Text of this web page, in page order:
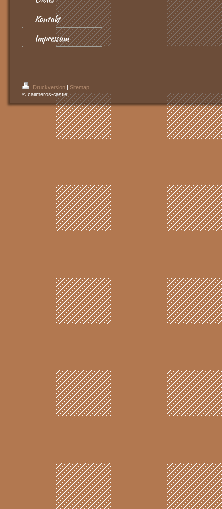
Kontakt
Impressum
Druckversion| Sitemap
© calimeros-castle